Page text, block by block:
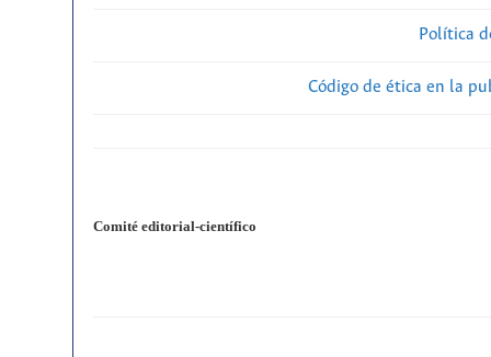
Política
Código de ética en la
Comité editorial-científico